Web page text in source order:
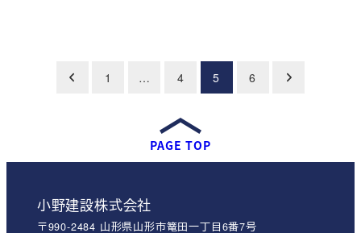
ー
1 … 4 5 6
PAGE TOP
小野建設株式会社
〒990-2484 山形県山形市篭田一丁目6番7号